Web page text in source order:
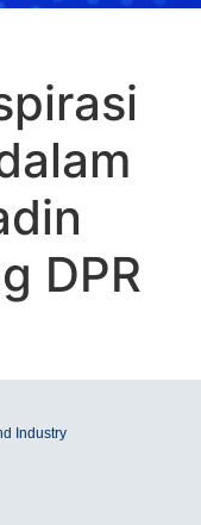
DPR
Industry